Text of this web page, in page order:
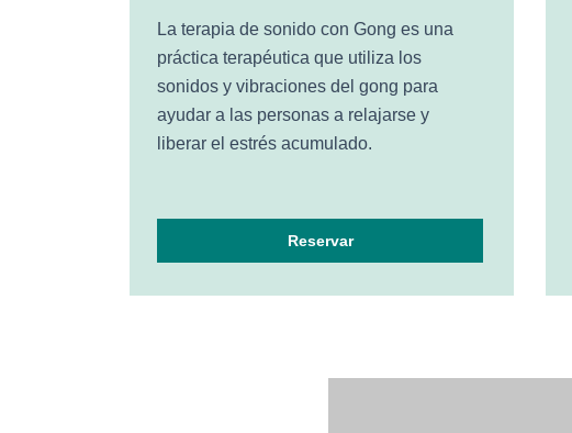
La terapia de sonido con Gong es una
práctica terapéutica que utiliza los
sonidos y vibraciones del gong para
ayudar a las personas a relajarse y
liberar el estrés acumulado.
Reservar